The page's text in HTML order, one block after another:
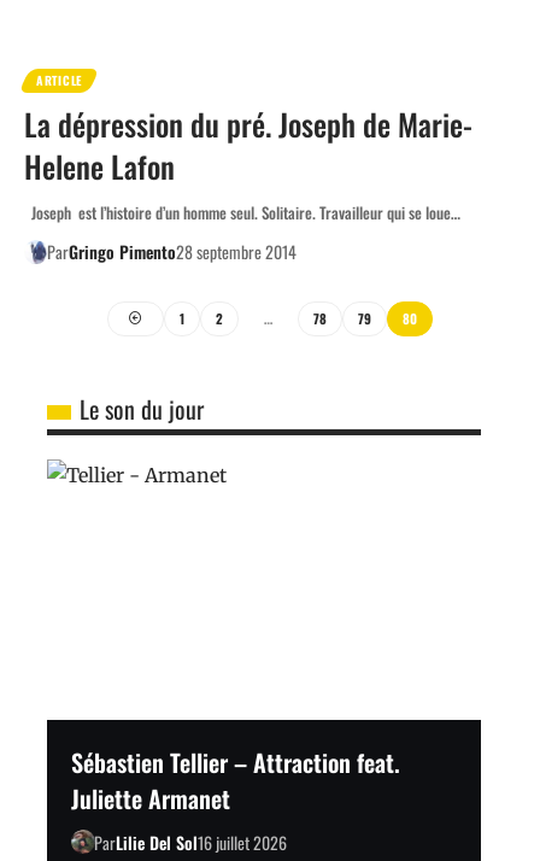
ARTICLE
La dépression du pré. Joseph de Marie-
Helene Lafon
Joseph est l’histoire d’un homme seul. Solitaire. Travailleur qui se loue…
ParGringo Pimento28 septembre 2014
1 2 … 78 79 80
Le son du jour
Sébastien Tellier – Attraction feat.
Juliette Armanet
ParLilie Del Sol16 juillet 2026